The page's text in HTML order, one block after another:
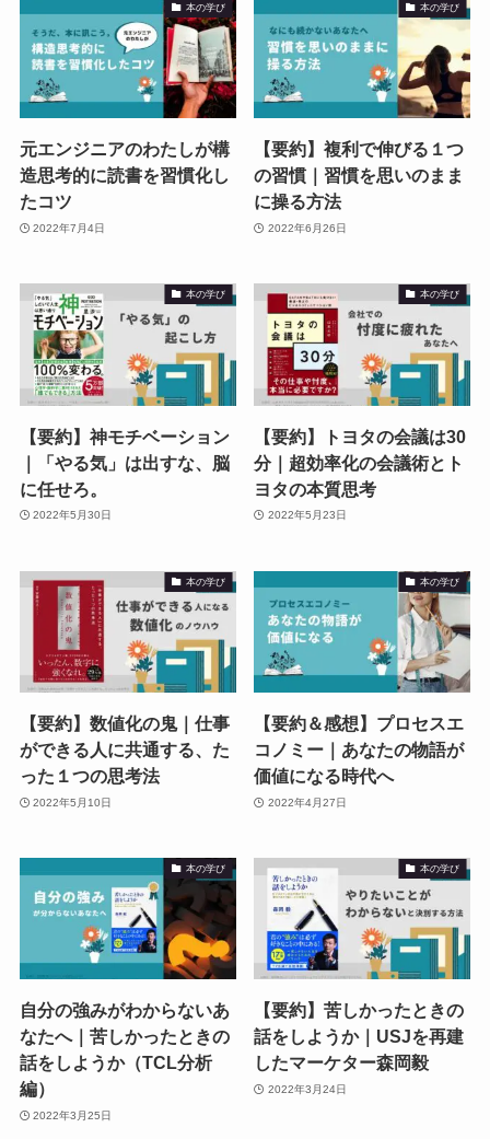
本の学び
元エンジニアのわたしが構
造思考的に読書を習慣化し
たコツ
2022年7月4日
本の学び
【要約】複利で伸びる１つ
の習慣｜習慣を思いのまま
に操る方法
2022年6月26日
本の学び
【要約】神モチベーション
｜「やる気」は出すな、脳
に任せろ。
2022年5月30日
本の学び
【要約】トヨタの会議は30
分｜超効率化の会議術とト
ヨタの本質思考
2022年5月23日
本の学び
【要約】数値化の鬼｜仕事
ができる人に共通する、た
った１つの思考法
2022年5月10日
本の学び
【要約＆感想】プロセスエ
コノミー｜あなたの物語が
価値になる時代へ
2022年4月27日
本の学び
自分の強みがわからないあ
なたへ｜苦しかったときの
話をしようか（TCL分析
編）
2022年3月25日
本の学び
【要約】苦しかったときの
話をしようか｜USJを再建
したマーケター森岡毅
2022年3月24日